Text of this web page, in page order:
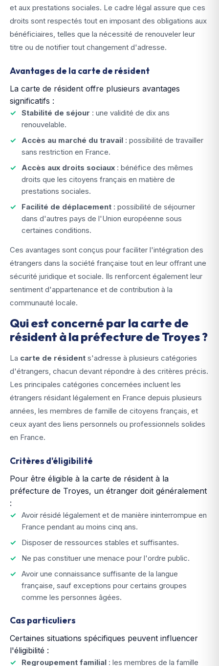
et aux prestations sociales. Le cadre légal assure que ces
droits sont respectés tout en imposant des obligations aux
bénéficiaires, telles que la nécessité de renouveler leur
titre ou de notifier tout changement d'adresse.
Avantages de la carte de résident
La carte de résident offre plusieurs avantages
significatifs :
Stabilité de séjour : une validité de dix ans
renouvelable.
Accès au marché du travail : possibilité de travailler
sans restriction en France.
Accès aux droits sociaux : bénéfice des mêmes
droits que les citoyens français en matière de
prestations sociales.
Facilité de déplacement : possibilité de séjourner
dans d'autres pays de l'Union européenne sous
certaines conditions.
Ces avantages sont conçus pour faciliter l'intégration des
étrangers dans la société française tout en leur offrant une
sécurité juridique et sociale. Ils renforcent également leur
sentiment d'appartenance et de contribution à la
communauté locale.
Qui est concerné par la carte de
résident à la préfecture de Troyes ?
La carte de résident s'adresse à plusieurs catégories
d'étrangers, chacun devant répondre à des critères précis.
Les principales catégories concernées incluent les
étrangers résidant légalement en France depuis plusieurs
années, les membres de famille de citoyens français, et
ceux ayant des liens personnels ou professionnels solides
en France.
Critères d'éligibilité
Pour être éligible à la carte de résident à la
préfecture de Troyes, un étranger doit généralement
:
Avoir résidé légalement et de manière ininterrompue en
France pendant au moins cinq ans.
Disposer de ressources stables et suffisantes.
Ne pas constituer une menace pour l'ordre public.
Avoir une connaissance suffisante de la langue
française, sauf exceptions pour certains groupes
comme les personnes âgées.
Cas particuliers
Certaines situations spécifiques peuvent influencer
l'éligibilité :
Regroupement familial : les membres de la famille